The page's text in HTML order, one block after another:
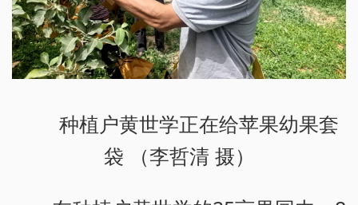
种植户黄世学正在给苹果幼果套
袋 （李哲清 摄）